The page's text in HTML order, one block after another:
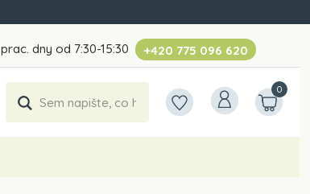
prac. dny od 7:30-15:30 +420 775 096 620
0